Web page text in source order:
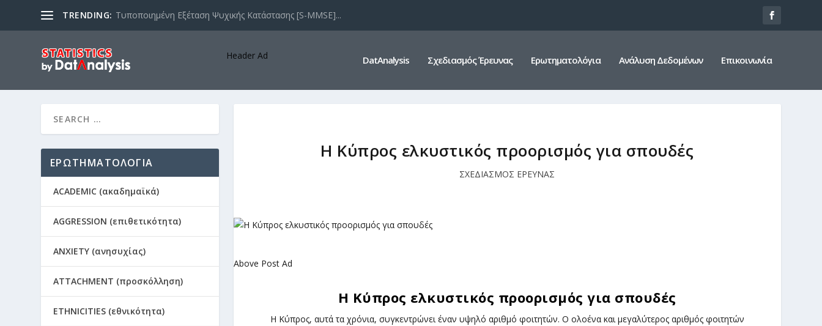
TRENDING: Τυποποιημένη Εξέταση Ψυχικής Κατάστασης [S-MMSE]...
Header Ad DatAnalysis Σχεδιασμός Έρευνας Ερωτηματολόγια Ανάλυση Δεδομένων Επικοινωνία
Η Κύπρος ελκυστικός προορισμός για σπουδές
ΣΧΕΔΙΑΣΜΟΣ ΕΡΕΥΝΑΣ
Above Post Ad
Η Κύπρος ελκυστικός προορισμός για σπουδές
Η Κύπρος, αυτά τα χρόνια, συγκεντρώνει έναν υψηλό αριθμό φοιτητών. Ο ολοένα και μεγαλύτερος αριθμός φοιτητών
ΕΡΩΤΗΜΑΤΟΛΟΓΙΑ
ACADEMIC (ακαδημαϊκά)
AGGRESSION (επιθετικότητα)
ANXIETY (ανησυχίας)
ATTACHMENT (προσκόλληση)
ETHNICITIES (εθνικότητα)